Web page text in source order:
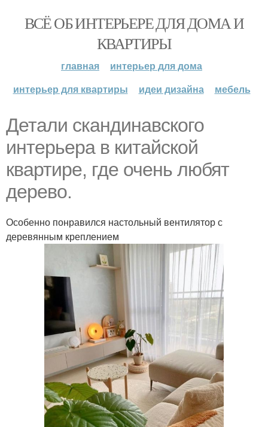
ВСЁ ОБ ИНТЕРЬЕРЕ ДЛЯ ДОМА И
КВАРТИРЫ
главная
интерьер для дома
интерьер для квартиры
идеи дизайна мебель
Детали скандинавского
интерьера в китайской
квартире, где очень любят
дерево.
Особенно понравился настольный вентилятор с
деревянным креплением